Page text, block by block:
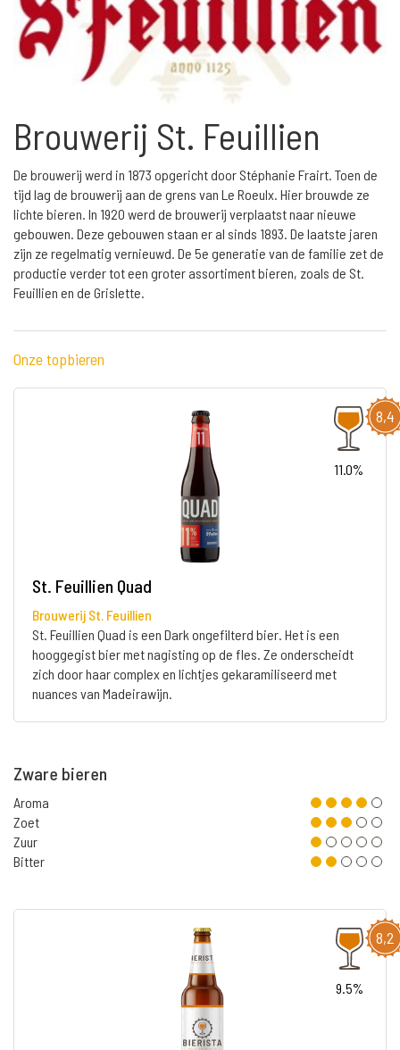
Brouwerij St. Feuillien
De brouwerij werd in 1873 opgericht door Stéphanie Frairt. Toen de
tijd lag de brouwerij aan de grens van Le Roeulx. Hier brouwde ze
lichte bieren. In 1920 werd de brouwerij verplaatst naar nieuwe
gebouwen. Deze gebouwen staan er al sinds 1893. De laatste jaren
zijn ze regelmatig vernieuwd. De 5e generatie van de familie zet de
productie verder tot een groter assortiment bieren, zoals de St.
Feuillien en de Grislette.
Onze topbieren
8,4
11.0%
St. Feuillien Quad
Brouwerij St. Feuillien
St. Feuillien Quad is een Dark ongefilterd bier. Het is een
hooggegist bier met nagisting op de fles. Ze onderscheidt
zich door haar complex en lichtjes gekaramiliseerd met
nuances van Madeirawijn.
Zware bieren
Aroma
Zoet
Zuur
Bitter
8,2
9.5%